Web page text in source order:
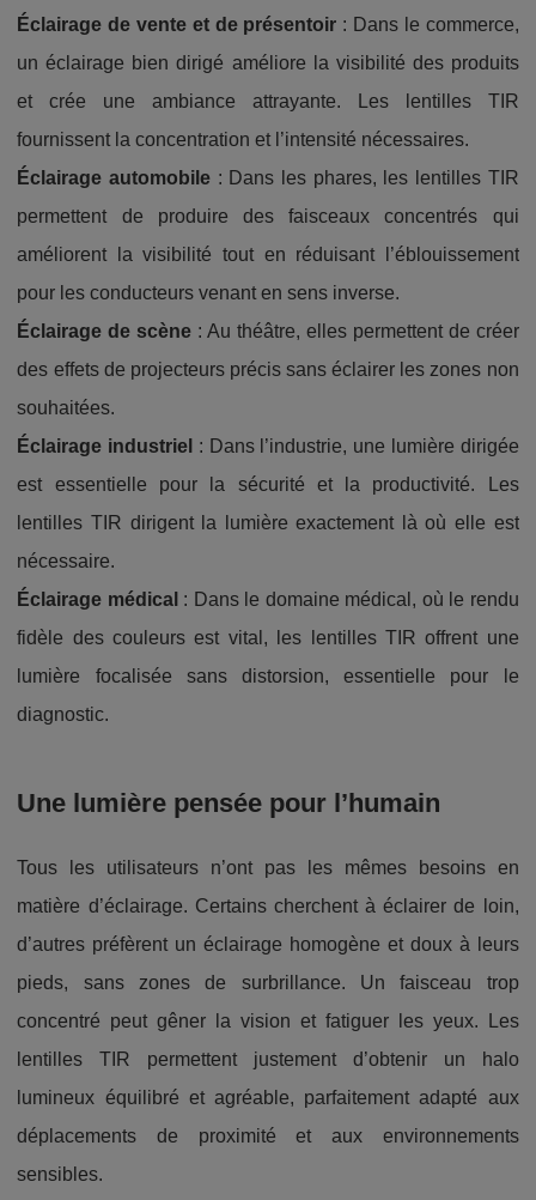
Éclairage de vente et de présentoir : Dans le commerce,
un éclairage bien dirigé améliore la visibilité des produits
et crée une ambiance attrayante. Les lentilles TIR
fournissent la concentration et l’intensité nécessaires.
Éclairage automobile : Dans les phares, les lentilles TIR
permettent de produire des faisceaux concentrés qui
améliorent la visibilité tout en réduisant l’éblouissement
pour les conducteurs venant en sens inverse.
Éclairage de scène : Au théâtre, elles permettent de créer
des effets de projecteurs précis sans éclairer les zones non
souhaitées.
Éclairage industriel : Dans l’industrie, une lumière dirigée
est essentielle pour la sécurité et la productivité. Les
lentilles TIR dirigent la lumière exactement là où elle est
nécessaire.
Éclairage médical : Dans le domaine médical, où le rendu
fidèle des couleurs est vital, les lentilles TIR offrent une
lumière focalisée sans distorsion, essentielle pour le
diagnostic.
Une lumière pensée pour l’humain
Tous les utilisateurs n’ont pas les mêmes besoins en
matière d’éclairage. Certains cherchent à éclairer de loin,
d’autres préfèrent un éclairage homogène et doux à leurs
pieds, sans zones de surbrillance. Un faisceau trop
concentré peut gêner la vision et fatiguer les yeux. Les
lentilles TIR permettent justement d’obtenir un halo
lumineux équilibré et agréable, parfaitement adapté aux
déplacements de proximité et aux environnements
sensibles.